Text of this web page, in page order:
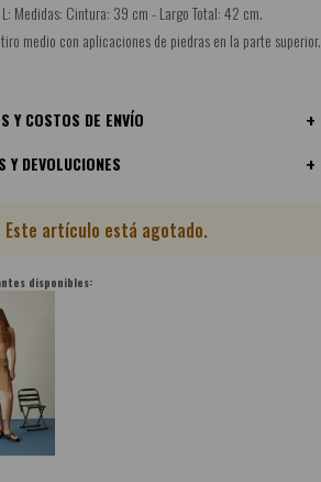
Medidas: Cintura: 39 cm - Largo Total: 42 cm.
medio con aplicaciones de piedras en la parte superior.
Y COSTOS DE ENVÍO
Y DEVOLUCIONES
Este artículo está agotado.
disponibles: